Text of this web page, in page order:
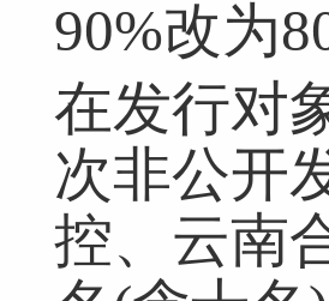
90%改为
在发行对
次非公开
控、云南